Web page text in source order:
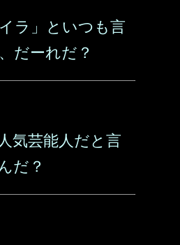
ラ」といつも言
だーれだ？
気芸能人だと言
だ？